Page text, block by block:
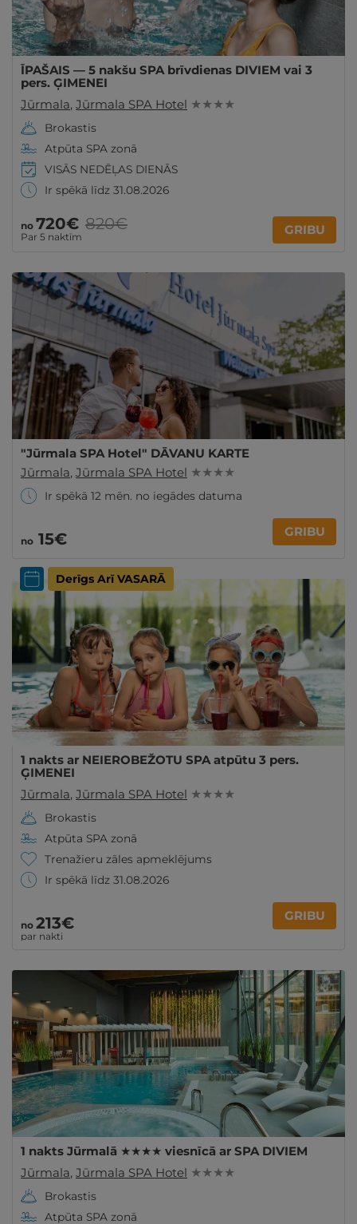
ĪPAŠAIS — 5 nakšu SPA brīvdienas DIVIEM vai 3
pers. ĢIMENEI
Jūrmala, Jūrmala SPA Hotel ★ ★ ★ ★
Brokastis
Atpūta SPA zonā
VISĀS NEDĒĻAS DIENĀS
Ir spēkā līdz 31.08.2026
no 720€
Par 5 naktīm
820€ GRIBU
"Jūrmala SPA Hotel" DĀVANU KARTE
Jūrmala, Jūrmala SPA Hotel ★ ★ ★ ★
Ir spēkā 12 mēn. no iegādes datuma
no 15€ GRIBU
Derīgs Arī VASARĀ
1 nakts ar NEIEROBEŽOTU SPA atpūtu 3 pers.
ĢIMENEI
Jūrmala, Jūrmala SPA Hotel ★ ★ ★ ★
Brokastis
Atpūta SPA zonā
Trenažieru zāles apmeklējums
Ir spēkā līdz 31.08.2026
no 213€
par nakti
GRIBU
1 nakts Jūrmalā ★★★★ viesnīcā ar SPA DIVIEM
Jūrmala, Jūrmala SPA Hotel ★ ★ ★ ★
Brokastis
Atpūta SPA zonā